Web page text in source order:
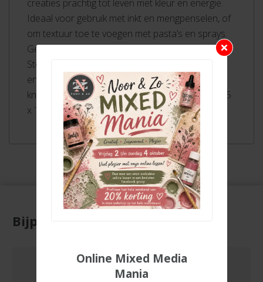
creaties prachtig tot leven met kleur en energie.
Ideaal voor gebruik met inkt en mengpenselen, of
om textuur toe te voegen met pasta’s en sprays.
Gebruik in combinatie met Simon Hurley create.
Stellar en Dye inktkussens, pasta’s, Solar sprays
en meer om handgemaakte kaarten en
knutselwerkjes te ontwerpen. Het stencil meet 15
x 15 cm (6 x 6 inch). 3-delige set.
Bijpassende producten
Online Mixed Media
Mania